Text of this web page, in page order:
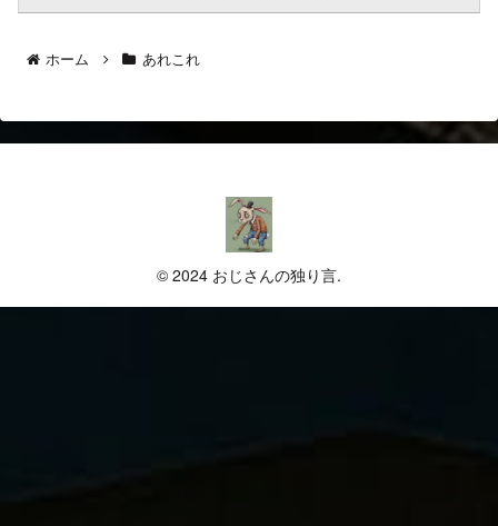
ホーム あれこれ
© 2024 おじさんの独り言.